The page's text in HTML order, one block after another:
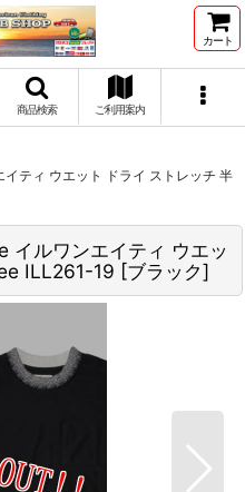
カート
商品検索 ご利用案内
イティ ウエット ドライ ストレッチ 半
イルワンエイティ ウエッ
ILL261-19 [ブラック]